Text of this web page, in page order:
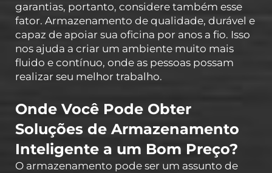
garantias, portanto, considere também esse
fator. Armazenamento de qualidade, durável e
capaz de apoiar sua oficina por anos a fio. Isso
nos ajuda a criar um ambiente muito mais
fluido e contínuo, onde as pessoas possam
realizar seu melhor trabalho.
Onde Você Pode Obter
Soluções de Armazenamento
Inteligente a um Bom Preço?
O armazenamento pode ser um assunto de